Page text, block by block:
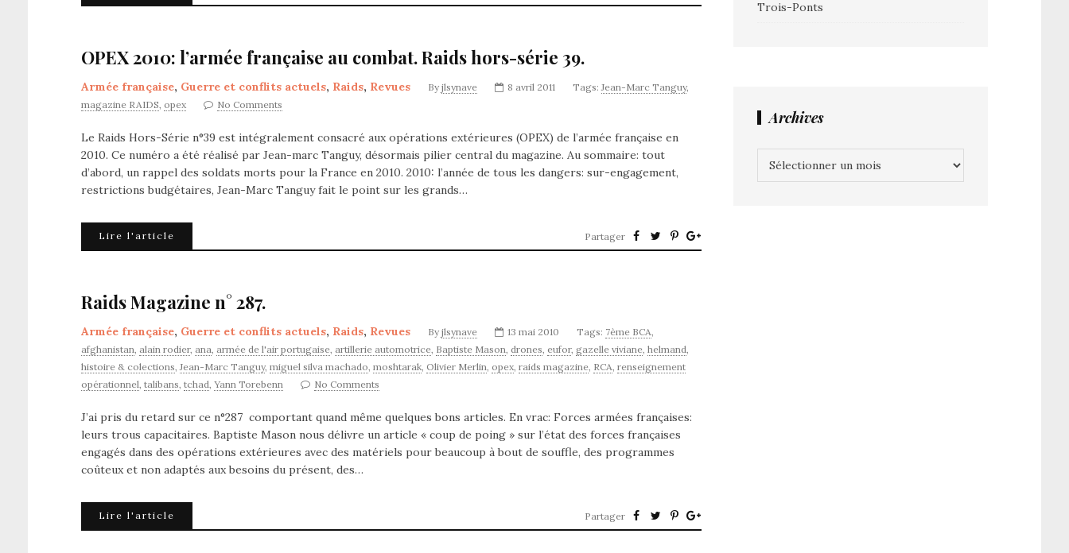
OPEX 2010: l’armée française au combat. Raids hors-série 39.
Armée française, Guerre et conflits actuels, Raids, Revues By jlsynave 8 avril 2011 Tags:Jean-Marc Tanguy,
magazine RAIDS, opex No Comments
Le Raids Hors-Série n°39 est intégralement consacré aux opérations extérieures (OPEX) de l’armée française en
2010. Ce numéro a été réalisé par Jean-marc Tanguy, désormais pilier central du magazine. Au sommaire: tout
d’abord, un rappel des soldats morts pour la France en 2010. 2010: l’année de tous les dangers: sur-engagement,
restrictions budgétaires, Jean-Marc Tanguy fait le point sur les grands…
Lire l'article Partager
Raids Magazine n° 287.
Armée française, Guerre et conflits actuels, Raids, Revues By jlsynave 13 mai 2010 Tags: 7ème BCA,
afghanistan, alain rodier, ana, armée de l'air portugaise, artillerie automotrice, Baptiste Mason, drones, eufor, gazelle viviane, helmand,
histoire & colections,Jean-Marc Tanguy, miguel silva machado, moshtarak, Olivier Merlin, opex, raids magazine, RCA, renseignement
opérationnel, talibans, tchad, Yann Torebenn No Comments
J’ai pris du retard sur ce n°287 comportant quand même quelques bons articles. En vrac: Forces armées françaises:
leurs trous capacitaires. Baptiste Mason nous délivre un article « coup de poing » sur l’état des forces françaises
engagés dans des opérations extérieures avec des matériels pour beaucoup à bout de souffle, des programmes
coûteux et non adaptés aux besoins du présent, des…
Lire l'article Partager
Trois-Ponts
Archives